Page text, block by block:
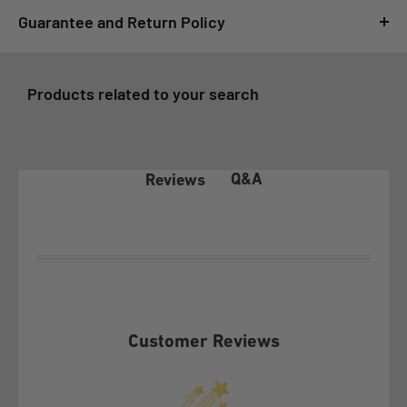
Guarantee and Return Policy
your purchase, for this reason, all purchases made at
1- COVERAGE OF THE WARRANTY POLICY
This Warranty Policy covers exclusively under conditions of
are not attributable to the Customer:
Products related to your search
Reviews Q&A
Customer Reviews